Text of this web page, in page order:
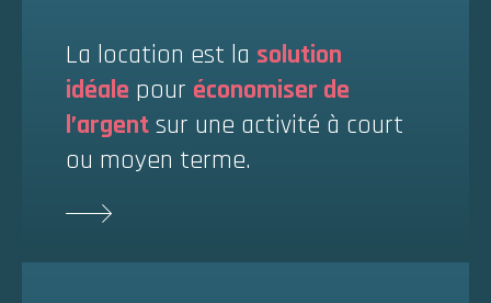
La location est la solution
idéale pour économiser de
l’argent sur une activité à court
ou moyen terme.